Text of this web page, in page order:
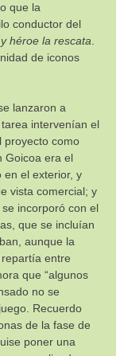
que la
conductor del
héroe la rescata
de iconos
lanzaron a
intervenían el
proyecto como
Goicoa era el
en el exterior, y
vista comercial; y
incorporó con el
que se incluían
aunque la
entre
que “algunos
no se
Recuerdo
de la fase de
poner una